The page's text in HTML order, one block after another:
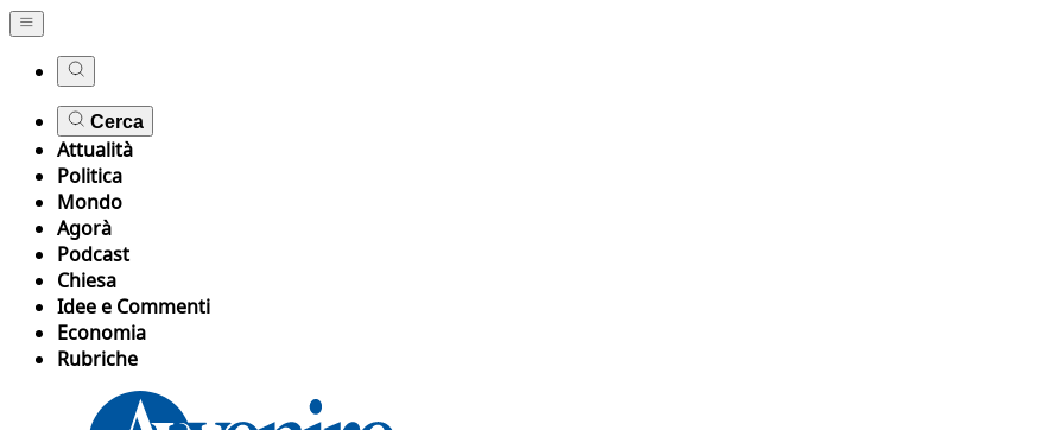
Cerca
Attualità
Politica
Mondo
Agorà
Podcast
Chiesa
Idee e Commenti
Economia
Rubriche